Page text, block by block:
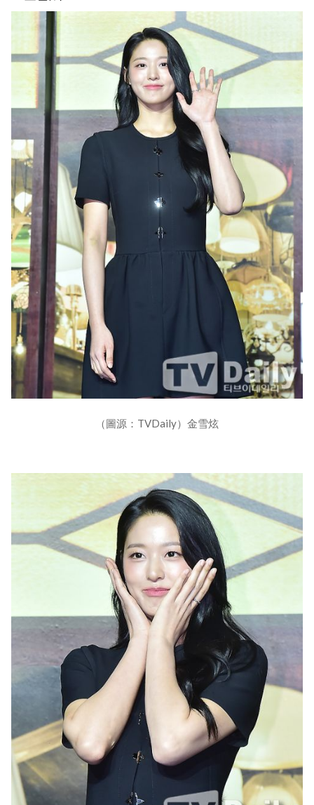
（圖源：TVDaily）金雪炫